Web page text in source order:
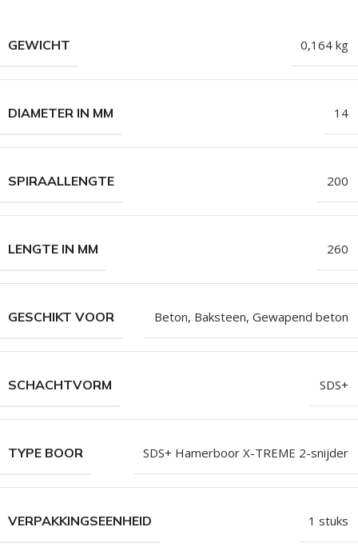
GEWICHT 0,164 kg
DIAMETER IN MM 14
SPIRAALLENGTE 200
LENGTE IN MM 260
GESCHIKT VOOR Beton, Baksteen, Gewapend beton
SCHACHTVORM SDS+
TYPE BOOR SDS+ Hamerboor X-TREME 2-snijder
VERPAKKINGSEENHEID 1 stuks